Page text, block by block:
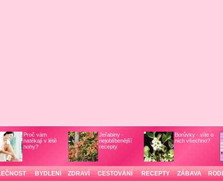
Proč vám
natékají v létě
nohy?
Jeřabiny -
nejoblíbenější
recepty
Borůvky - víte o
nich všechno?
BYDLENÍ ZDRAVÍ CESTOVÁNÍ RECEPTY ZÁBAVA